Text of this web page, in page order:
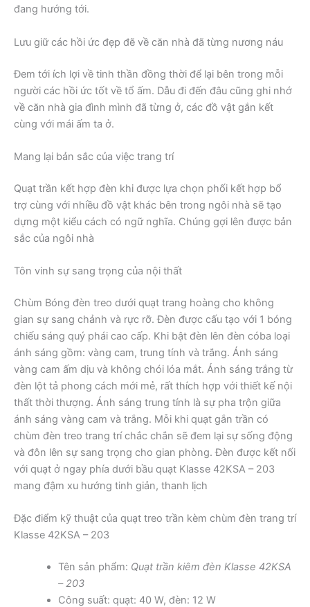
đang hướng tới.
Lưu giữ các hồi ức đẹp đẽ về căn nhà đã từng nương náu
Đem tới ích lợi về tinh thần đồng thời để lại bên trong mỗi
người các hồi ức tốt về tổ ấm. Dẫu đi đến đâu cũng ghi nhớ
về căn nhà gia đình mình đã từng ở, các đồ vật gắn kết
cùng với mái ấm ta ở.
Mang lại bản sắc của việc trang trí
Quạt trần kết hợp đèn khi được lựa chọn phối kết hợp bổ
trợ cùng với nhiều đồ vật khác bên trong ngôi nhà sẽ tạo
dựng một kiểu cách có ngữ nghĩa. Chúng gợi lên được bản
sắc của ngôi nhà
Tôn vinh sự sang trọng của nội thất
Chùm Bóng đèn treo dưới quạt trang hoàng cho không
gian sự sang chảnh và rực rỡ. Đèn được cấu tạo với 1 bóng
chiếu sáng quý phái cao cấp. Khi bật đèn lên đèn cóba loại
ánh sáng gồm: vàng cam, trung tính và trắng. Ánh sáng
vàng cam ấm dịu và không chói lóa mắt. Ánh sáng trắng từ
đèn lột tả phong cách mới mẻ, rất thích hợp với thiết kế nội
thất thời thượng. Ánh sáng trung tính là sự pha trộn giữa
ánh sáng vàng cam và trắng. Mỗi khi quạt gắn trần có
chùm đèn treo trang trí chắc chắn sẽ đem lại sự sống động
và đôn lên sự sang trọng cho gian phòng. Đèn được kết nối
với quạt ở ngay phía dưới bầu quạt Klasse 42KSA – 203
mang đậm xu hướng tinh giản, thanh lịch
Đặc điểm kỹ thuật của quạt treo trần kèm chùm đèn trang trí
Klasse 42KSA – 203
Tên sản phẩm: Quạt trần kiêm đèn Klasse 42KSA
– 203
Công suất: quạt: 40 W, đèn: 12 W